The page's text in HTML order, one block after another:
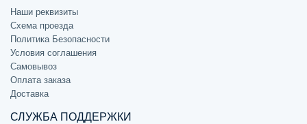
Наши реквизиты
Схема проезда
Политика Безопасности
Условия соглашения
Самовывоз
Оплата заказа
Доставка
СЛУЖБА ПОДДЕРЖКИ